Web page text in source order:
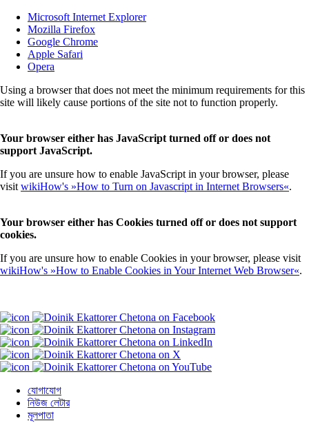
Microsoft Internet Explorer
Mozilla Firefox
Google Chrome
Apple Safari
Opera
Using a browser that does not meet the minimum requirements for this
site will likely cause portions of the site not to function properly.
Your browser either has JavaScript turned off or does not
support JavaScript.
If you are unsure how to enable JavaScript in your browser, please
visit wikiHow's »How to Turn on Javascript in Internet Browsers«.
Your browser either has Cookies turned off or does not support
cookies.
If you are unsure how to enable Cookies in your browser, please visit
wikiHow's »How to Enable Cookies in Your Internet Web Browser«.
যোগাযোগ
নিউজ লেটার
মূলপাতা